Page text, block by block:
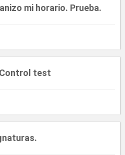
mi horario. Prueba.
test